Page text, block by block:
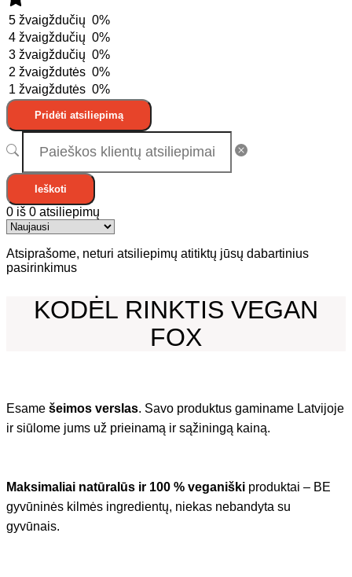
5 žvaigždučių 0%
4 žvaigždučių 0%
3 žvaigždučių 0%
2 žvaigždutės 0%
1 žvaigždutės 0%
Pridėti atsiliepimą
Ieškoti
0 iš 0 atsiliepimų
Atsiprašome, neturi atsiliepimų atitiktų jūsų dabartinius
pasirinkimus
KODĖL RINKTIS VEGAN
FOX
Esame šeimos verslas. Savo produktus gaminame Latvijoje
ir siūlome jums už prieinamą ir sąžiningą kainą.
Maksimaliai natūralūs ir 100 % veganiški produktai – BE
gyvūninės kilmės ingredientų, niekas nebandyta su
gyvūnais.